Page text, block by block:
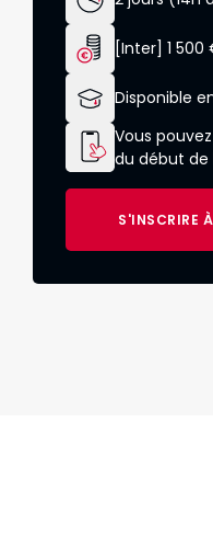
[Inter] 1
Disponible
Vous
du début
S'INSCRIRE